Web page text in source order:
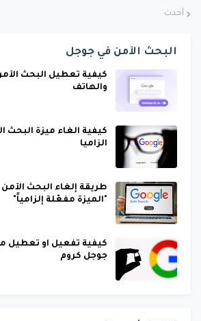
أحدث
البحث الآمن في جوجل
كيفية تعطيل البحث
والهاتف
كيفية الغاء ميزة البحث
الزاميا
طريقة إلغاء البحث
"الميزة مفعّلة إلزامياً"
كيفية تفعيل او تعطيل
جوجل كروم